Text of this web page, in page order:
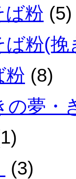
ば粉 (5)
ば粉(
粉 (8)
の夢・
(3)